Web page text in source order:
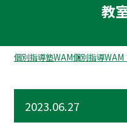
教
個別指導塾WAM個別指導WAM
2023.06.27